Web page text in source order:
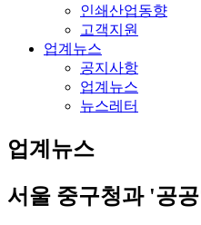
인쇄산업동향
고객지원
업계뉴스
공지사항
업계뉴스
뉴스레터
업계뉴스
서울 중구청과 '공